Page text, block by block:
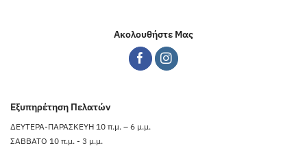
Ακολουθήστε Μας
Εξυπηρέτηση Πελατών
ΔΕΥΤΕΡΑ-ΠΑΡΑΣΚΕΥΗ 10 π.μ. – 6 μ.μ.
ΣΑΒΒΑΤΟ 10 π.μ. - 3 μ.μ.